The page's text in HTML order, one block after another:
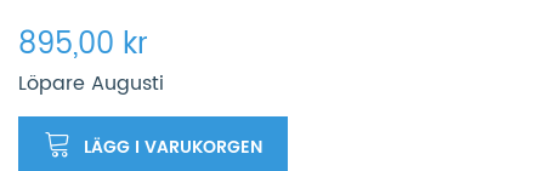
895,00 kr
Löpare Augusti
LÄGG I VARUKORGEN